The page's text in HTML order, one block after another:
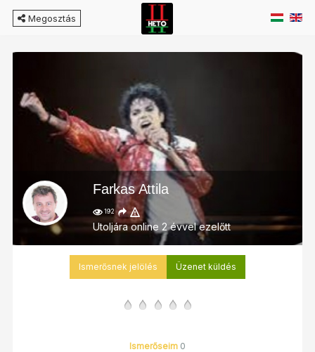
Megosztás
Farkas Attila
192
Utoljára online 2 évvel ezelőtt
Ismerősnek jelölés Üzenet küldés
Ismerőseim 0